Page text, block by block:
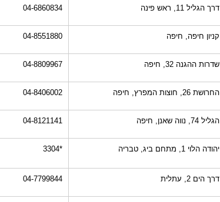
דרך הגליל 11, ראש פינה 04-6860834
קניון חיפה, חיפה 04-8551880
שדרות ההגנה 32, חיפה 04-8809967
החרושת 26, חוצות המפרץ, חיפה 04-8406002
הגליל 74, נווה שאנן, חיפה 04-8121141
יהודה הלוי 1, מתחם ביג, טבריה *3304
דרך הים 2, עתלית 04-7799844